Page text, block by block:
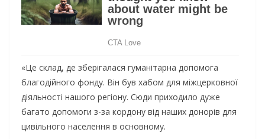
«Це склад, де зберігалася гуманітарна допомога
благодійного фонду. Він був хабом для міжцерковної
діяльності нашого регіону. Сюди приходило дуже
багато допомоги з-за кордону від наших донорів для
цивільного населення в основному.